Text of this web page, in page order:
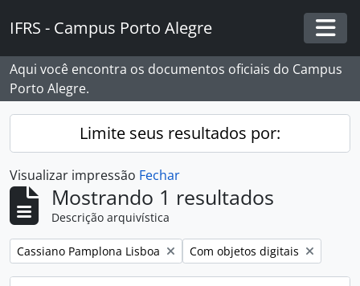
IFRS - Campus Porto Alegre
Aqui você encontra os documentos oficiais do Campus
Porto Alegre.
Limite seus resultados por:
Visualizar impressão Fechar
Mostrando 1 resultados
Descrição arquivística
Remover filtro:
Cassiano Pamplona Lisboa Remover filtro:
Com objetos digitais